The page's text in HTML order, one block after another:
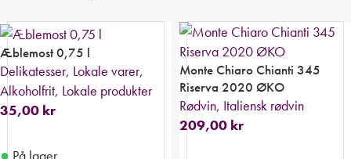
Æblemost 0,75 l
Delikatesser, Lokale varer,
Alkoholfrit, Lokale produkter
35,00 kr
På lager
Monte Chiaro Chianti 345
Riserva 2020 ØKO
Rødvin, Italiensk rødvin
209,00 kr